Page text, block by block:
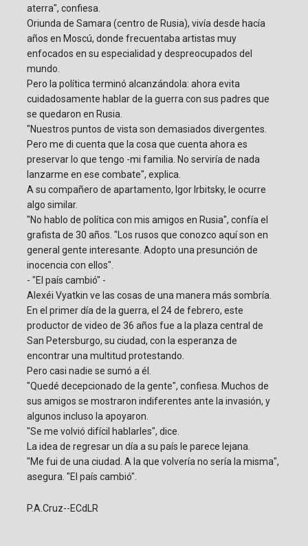
aterra", confiesa.
Oriunda de Samara (centro de Rusia), vivía desde hacía
años en Moscú, donde frecuentaba artistas muy
enfocados en su especialidad y despreocupados del
mundo.
Pero la política terminó alcanzándola: ahora evita
cuidadosamente hablar de la guerra con sus padres que
se quedaron en Rusia.
"Nuestros puntos de vista son demasiados divergentes.
Pero me di cuenta que la cosa que cuenta ahora es
preservar lo que tengo -mi familia. No serviría de nada
lanzarme en ese combate", explica.
A su compañero de apartamento, Igor Irbitsky, le ocurre
algo similar.
"No hablo de política con mis amigos en Rusia", confía el
grafista de 30 años. "Los rusos que conozco aquí son en
general gente interesante. Adopto una presunción de
inocencia con ellos".
- "El país cambió" -
Alexéi Vyatkin ve las cosas de una manera más sombría.
En el primer día de la guerra, el 24 de febrero, este
productor de video de 36 años fue a la plaza central de
San Petersburgo, su ciudad, con la esperanza de
encontrar una multitud protestando.
Pero casi nadie se sumó a él.
"Quedé decepcionado de la gente", confiesa. Muchos de
sus amigos se mostraron indiferentes ante la invasión, y
algunos incluso la apoyaron.
"Se me volvió difícil hablarles", dice.
La idea de regresar un día a su país le parece lejana.
"Me fui de una ciudad. A la que volvería no sería la misma",
asegura. "El país cambió".
P.A.Cruz--ECdLR